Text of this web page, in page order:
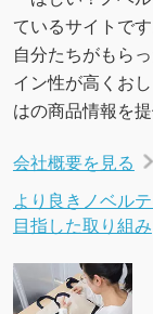
ているサイトです
自分たちがもら
イン性が高くお
はの商品情報を
会社概要を見る
より良きノベル
目指した取り組み